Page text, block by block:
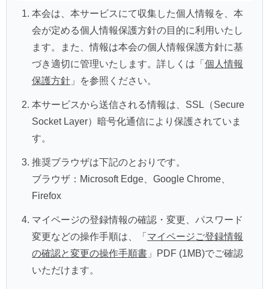
本会は、本サービスにて収集した個人情報を、本
会が定める個人情報保護方針の目的に利用いたし
ます。また、情報は本会の個人情報保護方針に基
づき適切に管理いたします。詳しくは「 個人情報
保護方針 」を参照ください。
本サービスから送信される情報は、SSL（Secure
Socket Layer）暗号化通信により保護されていま
す。
推奨ブラウザは下記のとおりです。
ブラウザ：Microsoft Edge、Google Chrome、
Firefox
マイページの登録情報の確認・変更、パスワード
変更などの操作手順は、「 マイページご登録情報
の確認と変更の操作手順書 」PDF (1MB)でご確認
いただけます。